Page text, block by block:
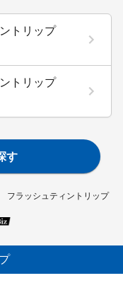
フラッシュティントリップ
トリップ
トリップ
す